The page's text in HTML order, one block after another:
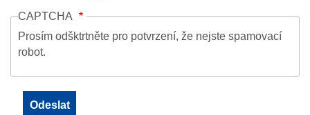
CAPTCHA
Prosím odšktrtněte pro potvrzení, že nejste spamovací
robot.